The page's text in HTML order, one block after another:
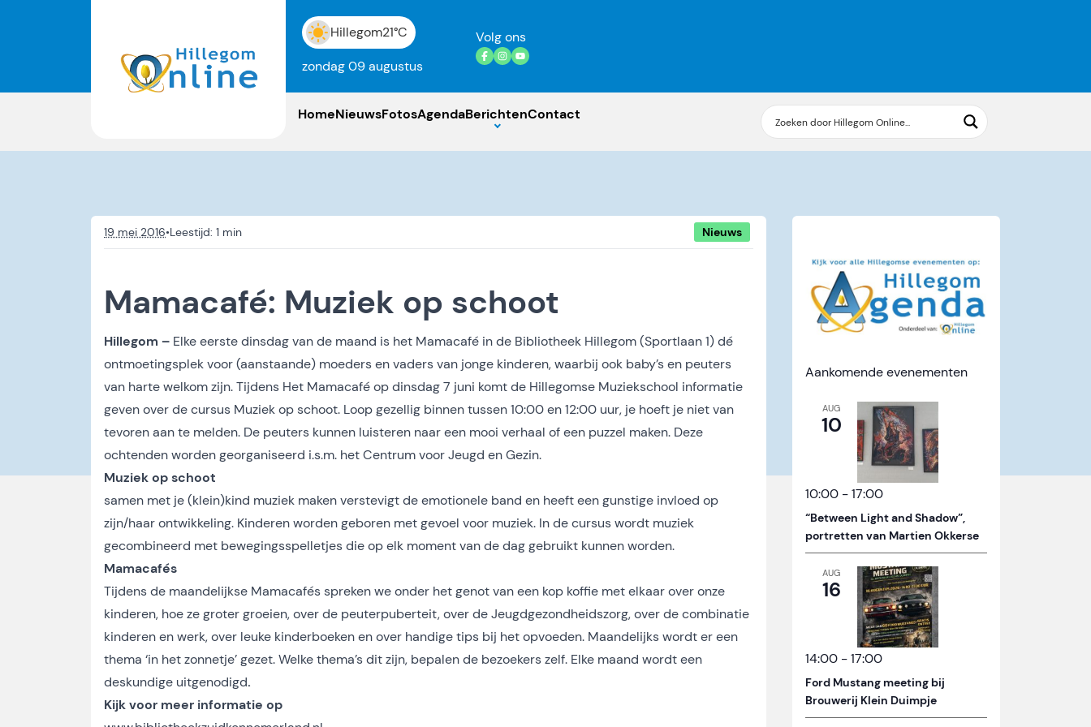
Hillegom21°C
zondag 09 augustus
Volg ons
HomeNieuwsFotosAgendaBerichtenContact
19 mei 2016• Nieuws
Mamacafé: Muziek op schoot
Hillegom – Elke eerste dinsdag van de maand is het Mamacafé in de Bibliotheek Hillegom (Sportlaan 1) dé
ontmoetingsplek voor (aanstaande) moeders en vaders van jonge kinderen, waarbij ook baby’s en peuters
van harte welkom zijn. Tijdens Het Mamacafé op dinsdag 7 juni komt de Hillegomse Muziekschool informatie
geven over de cursus Muziek op schoot. Loop gezellig binnen tussen 10:00 en 12:00 uur, je hoeft je niet van
tevoren aan te melden. De peuters kunnen luisteren naar een mooi verhaal of een puzzel maken. Deze
ochtenden worden georganiseerd i.s.m. het Centrum voor Jeugd en Gezin.
Muziek op schoot
samen met je (klein)kind muziek maken verstevigt de emotionele band en heeft een gunstige invloed op
zijn/haar ontwikkeling. Kinderen worden geboren met gevoel voor muziek. In de cursus wordt muziek
gecombineerd met bewegingsspelletjes die op elk moment van de dag gebruikt kunnen worden.
Mamacafés
Tijdens de maandelijkse Mamacafés spreken we onder het genot van een kop koffie met elkaar over onze
kinderen, hoe ze groter groeien, over de peuterpuberteit, over de Jeugdgezondheidszorg, over de combinatie
kinderen en werk, over leuke kinderboeken en over handige tips bij het opvoeden. Maandelijks wordt er een
thema ‘in het zonnetje’ gezet. Welke thema’s dit zijn, bepalen de bezoekers zelf. Elke maand wordt een
deskundige uitgenodigd.
Kijk voor meer informatie op
Aankomende evenementen
AUG
10
10:00 -17:00
“Between Light and Shadow”,
portretten van Martien Okkerse
AUG
16
14:00 -17:00
Ford Mustang meeting bij
Brouwerij Klein Duimpje